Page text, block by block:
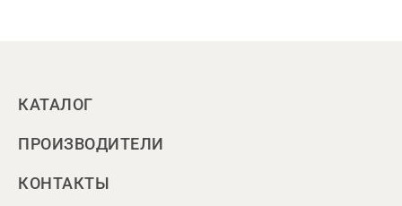
КАТАЛОГ
ПРОИЗВОДИТЕЛИ
КОНТАКТЫ